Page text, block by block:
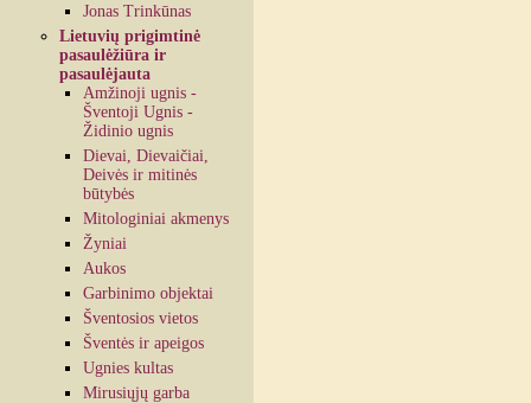
Jonas Trinkūnas
Lietuvių prigimtinė
pasaulėžiūra ir
pasaulėjauta
Amžinoji ugnis -
Šventoji Ugnis -
Židinio ugnis
Dievai, Dievaičiai,
Deivės ir mitinės
būtybės
Mitologiniai akmenys
Žyniai
Aukos
Garbinimo objektai
Šventosios vietos
Šventės ir apeigos
Ugnies kultas
Mirusiųjų garba